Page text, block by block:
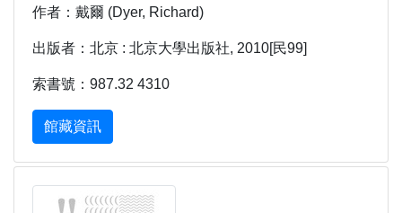
作者：戴爾 (Dyer, Richard)
出版者：北京 : 北京大學出版社, 2010[民99]
索書號：987.32 4310
館藏資訊